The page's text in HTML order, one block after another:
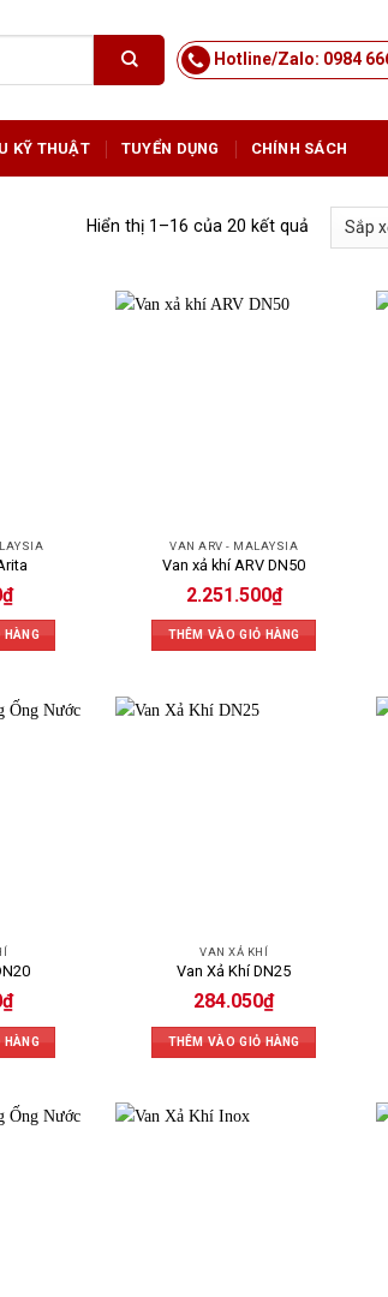
Hotline/Zalo: 0984
KỸ THUẬT TUYỂN DỤNG CHÍNH SÁCH
Hiển thị 1–16 của 20 kết quả
₫
HÀNG
VAN ARV - MALAYSIA
Van xả khí ARV DN50
2.251.500₫
THÊM VÀO GIỎ HÀNG
₫
HÀNG
VAN XẢ KHÍ
Van Xả Khí DN25
284.050₫
THÊM VÀO GIỎ HÀNG